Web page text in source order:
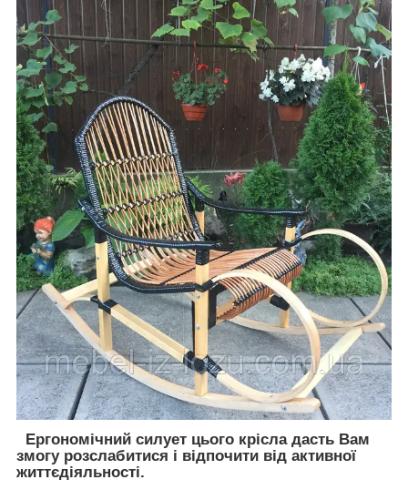
Ергономічний силует цього крісла дасть Вам
змогу розслабитися і відпочити від активної
життєдіяльності.